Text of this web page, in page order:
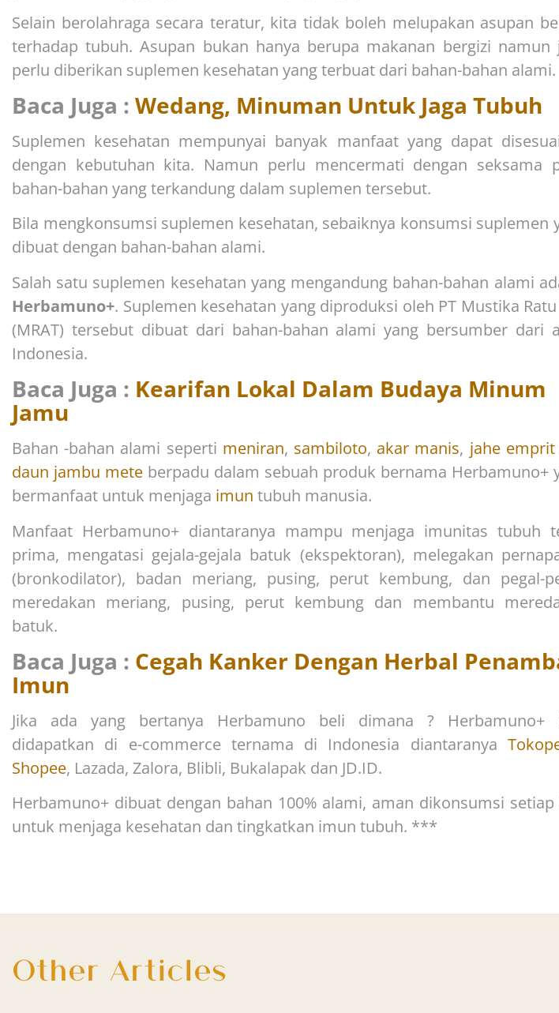
Selain berolahraga secara teratur, kita tidak boleh melupakan asupan
terhadap tubuh. Asupan bukan hanya berupa makanan bergizi namun
perlu diberikan suplemen kesehatan yang terbuat dari bahan-bahan alami.
Baca Juga : Wedang, Minuman Untuk Jaga Tubuh
Suplemen kesehatan mempunyai banyak manfaat yang dapat
dengan kebutuhan kita. Namun perlu mencermati dengan seksama
bahan-bahan yang terkandung dalam suplemen tersebut.
Bila mengkonsumsi suplemen kesehatan, sebaiknya konsumsi suplemen
dibuat dengan bahan-bahan alami.
Salah satu suplemen kesehatan yang mengandung bahan-bahan alami
Herbamuno+. Suplemen kesehatan yang diproduksi oleh PT Mustika
(MRAT) tersebut dibuat dari bahan-bahan alami yang bersumber dari
Indonesia.
Baca Juga : Kearifan Lokal Dalam Budaya Minum
Jamu
Bahan -bahan alami seperti meniran, sambiloto, akar manis, jahe emprit
daun jambu mete berpadu dalam sebuah produk bernama Herbamuno+
bermanfaat untuk menjaga imun tubuh manusia.
Manfaat Herbamuno+ diantaranya mampu menjaga imunitas tubuh
prima, mengatasi gejala-gejala batuk (ekspektoran), melegakan
(bronkodilator), badan meriang, pusing, perut kembung, dan pegal-
meredakan meriang, pusing, perut kembung dan membantu
batuk.
Baca Juga : Cegah Kanker Dengan Herbal
Imun
Jika ada yang bertanya Herbamuno beli dimana ? Herbamuno+
didapatkan di e-commerce ternama di Indonesia diantaranya
Shopee, Lazada, Zalora, Blibli, Bukalapak dan JD.ID.
Herbamuno+ dibuat dengan bahan 100% alami, aman dikonsumsi setiap
untuk menjaga kesehatan dan tingkatkan imun tubuh. ***
Other Articles